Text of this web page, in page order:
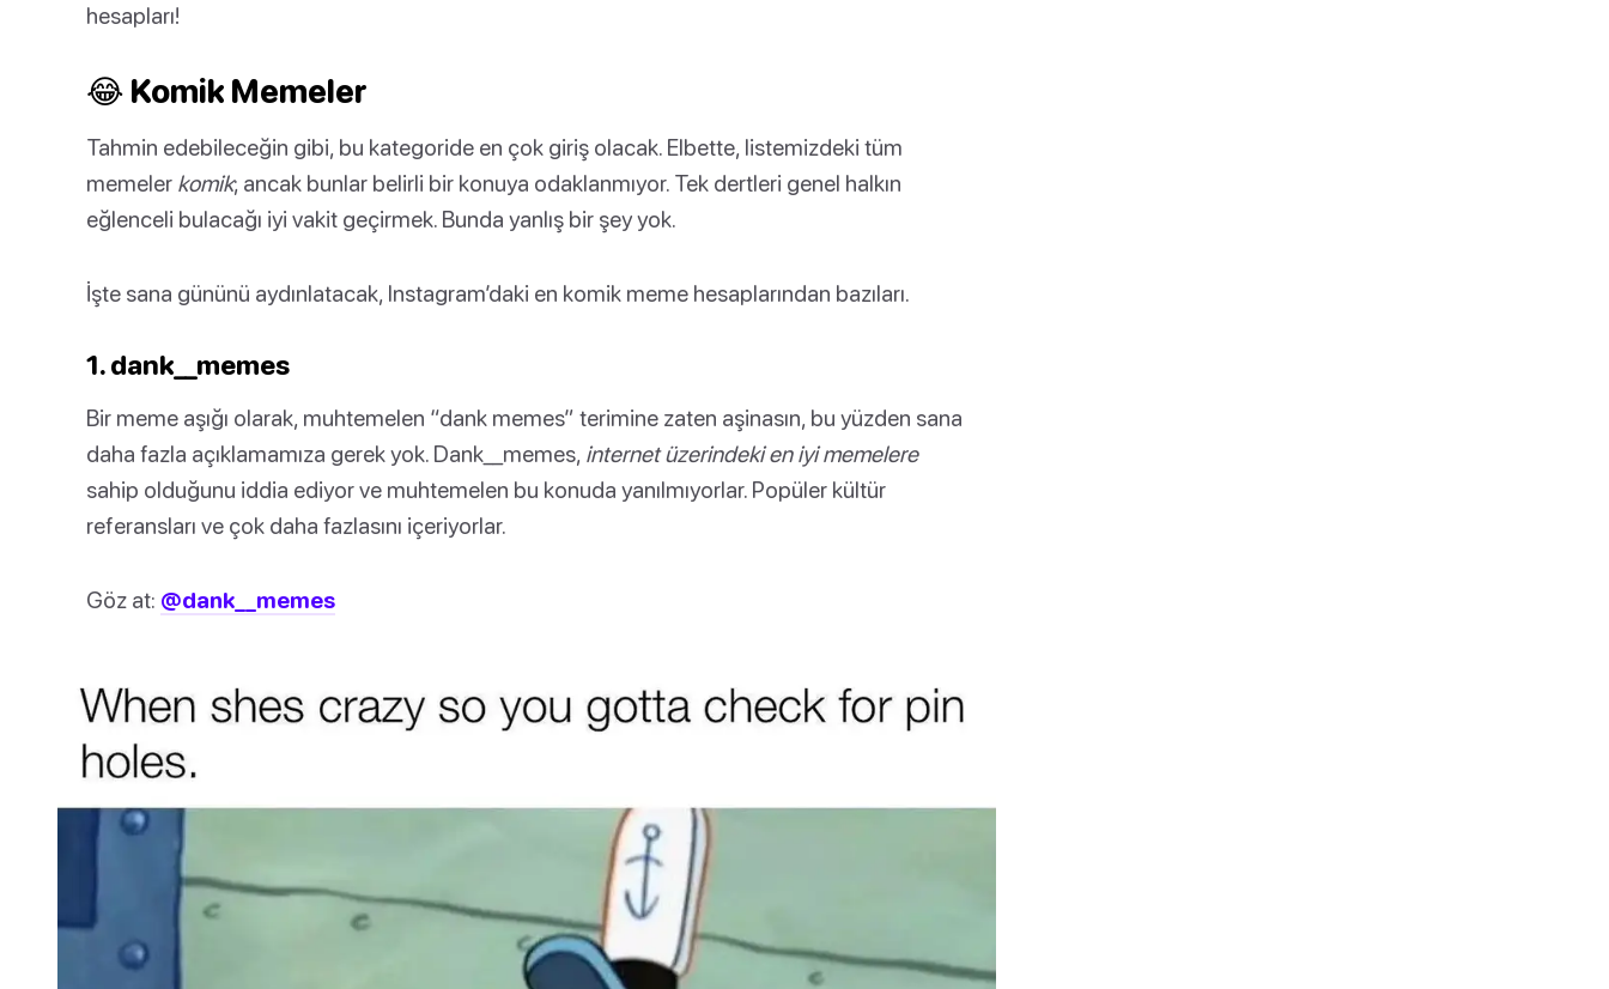
hesapları!
😂 Komik Memeler
Tahmin edebileceğin gibi, bu kategoride en çok giriş olacak. Elbette, listemizdeki tüm
memeler komik; ancak bunlar belirli bir konuya odaklanmıyor. Tek dertleri genel halkın
eğlenceli bulacağı iyi vakit geçirmek. Bunda yanlış bir şey yok.
İşte sana gününü aydınlatacak, Instagram’daki en komik meme hesaplarından bazıları.
1. dank__memes
Bir meme aşığı olarak, muhtemelen “dank memes” terimine zaten aşinasın, bu yüzden sana
daha fazla açıklamamıza gerek yok. Dank__memes, internet üzerindeki en iyi memelere
sahip olduğunu iddia ediyor ve muhtemelen bu konuda yanılmıyorlar. Popüler kültür
referansları ve çok daha fazlasını içeriyorlar.
Göz at: @dank__memes